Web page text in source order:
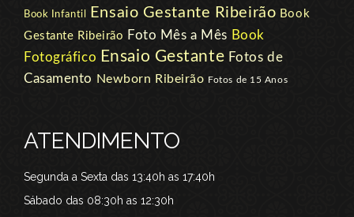
Book Infantil Ensaio Gestante Ribeirão Book
Gestante Ribeirão Foto Mês a Mês Book
Fotográfico Ensaio Gestante Fotos de
Casamento Newborn Ribeirão Fotos de 15 Anos
ATENDIMENTO
Segunda a Sexta das 13:40h as 17:40h
Sábado das 08:30h as 12:30h